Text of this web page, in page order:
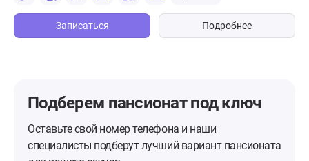
Записаться Подробнее
Подберем пансионатпод ключ
Оставьте свой номер телефона и наши
специалисты подберут лучший вариант пансионата